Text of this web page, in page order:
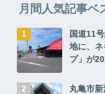
月間人気記事ベ
国道11
地に、
プ」が
丸亀市